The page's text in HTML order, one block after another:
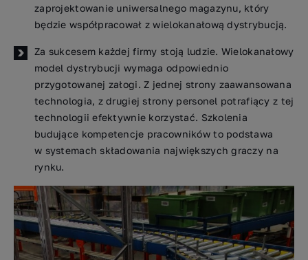
zaprojektowanie uniwersalnego magazynu, który
będzie współpracował z wielokanałową dystrybucją.
Za sukcesem każdej firmy stoją ludzie. Wielokanałowy
model dystrybucji wymaga odpowiednio
przygotowanej załogi. Z jednej strony zaawansowana
technologia, z drugiej strony personel potrafiący z tej
technologii efektywnie korzystać. Szkolenia
budujące kompetencje pracowników to podstawa
w systemach składowania największych graczy na
rynku.